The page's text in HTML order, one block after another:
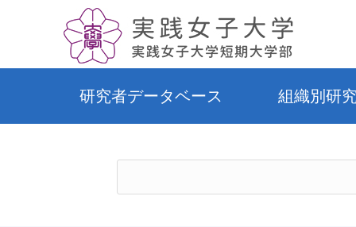
研究者データベース 組織別研